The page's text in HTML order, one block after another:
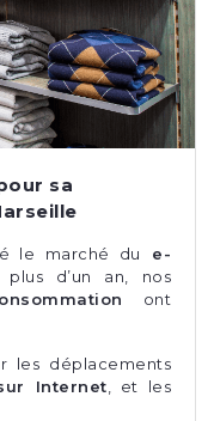
sa
le marché du
e-
d’un an, nos
ont
les déplacements
Internet , et les